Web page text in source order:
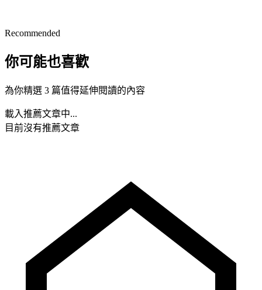
Recommended
你可能也喜歡
為你精選 3 篇值得延伸閱讀的內容
載入推薦文章中...
目前沒有推薦文章